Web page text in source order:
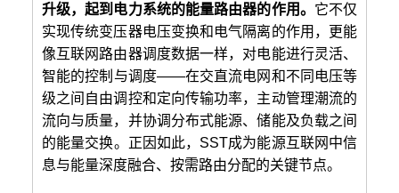
升级，起到电力系统的能量路由器的作用。 它不仅
实现传统变压器电压变换和电气隔离的作用，更能
像互联网路由器调度数据一样，对电能进行灵活、
智能的控制与调度——在交直流电网和不同电压等
级之间自由调控和定向传输功率，主动管理潮流的
流向与质量，并协调分布式能源、储能及负载之间
的能量交换。正因如此，SST成为能源互联网中信
息与能量深度融合、按需路由分配的关键节点。